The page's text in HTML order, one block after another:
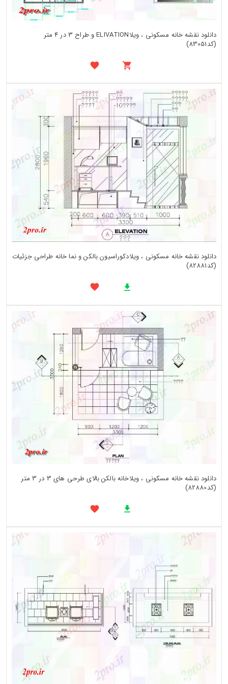
دانلود نقشه خانه مسکونی ، ویلاELIVATION و طراح 3 در 4 متر
(کد83051)
دانلود نقشه خانه مسکونی ، ویلادکوراسیون بالکن و نما خانه طراحی جزئیات
(کد82881)
دانلود نقشه خانه مسکونی ، ویلاخانه بالکن بالای طرحی های 3 در 3 متر
(کد82880)